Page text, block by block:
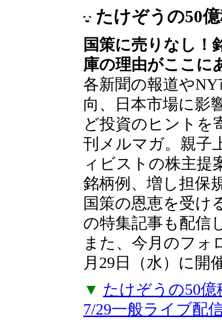
たけぞうの50
国策に売りなし！
庫の理由がここに
各新聞の報道や
向、日本市場に影
ど投資のヒントを
刊メルマガ。親子
ィビストの株主提
銘柄例、増し担保
国策の恩恵を受け
の特集記事も配信
また、今月のフォ
月29日（水）に開
▼ たけぞうの50
7/29一般ライブ配